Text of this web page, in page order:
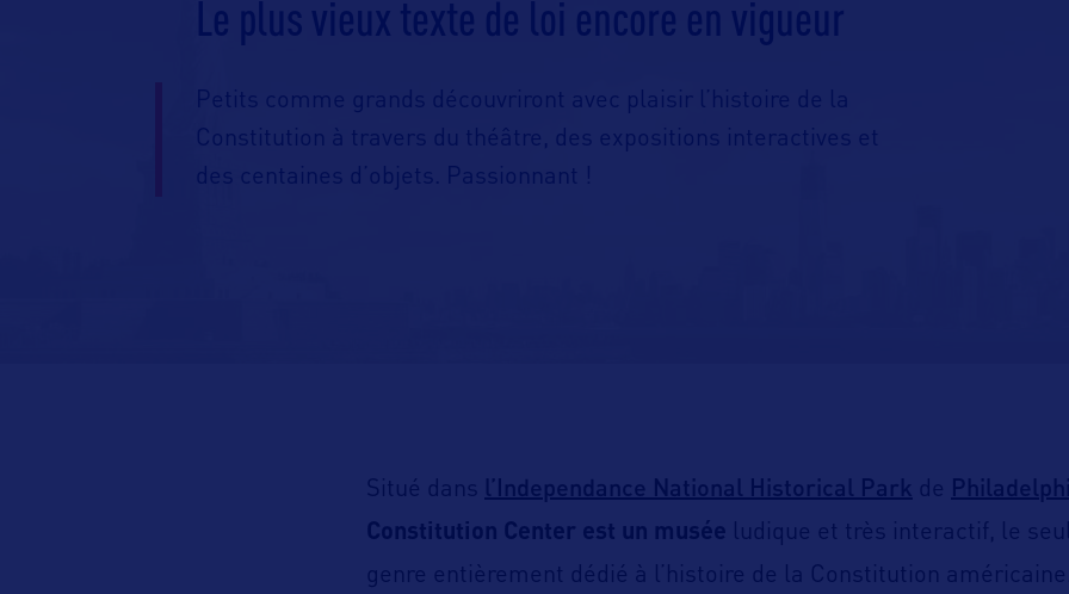
Le plus vieux texte de loi encore en vigueur
Petits comme grands découvriront avec plaisir l’histoire de la
Constitution à travers du théâtre, des expositions interactives et
des centaines d’objets. Passionnant !
Situé dans l’Independance National Historical Park de
Constitution Center est un musée ludique et très interactif, le
genre entièrement dédié à l’histoire de la Constitution